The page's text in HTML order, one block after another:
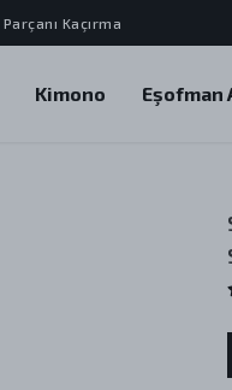
Kaçırma
Kimono Eşofman